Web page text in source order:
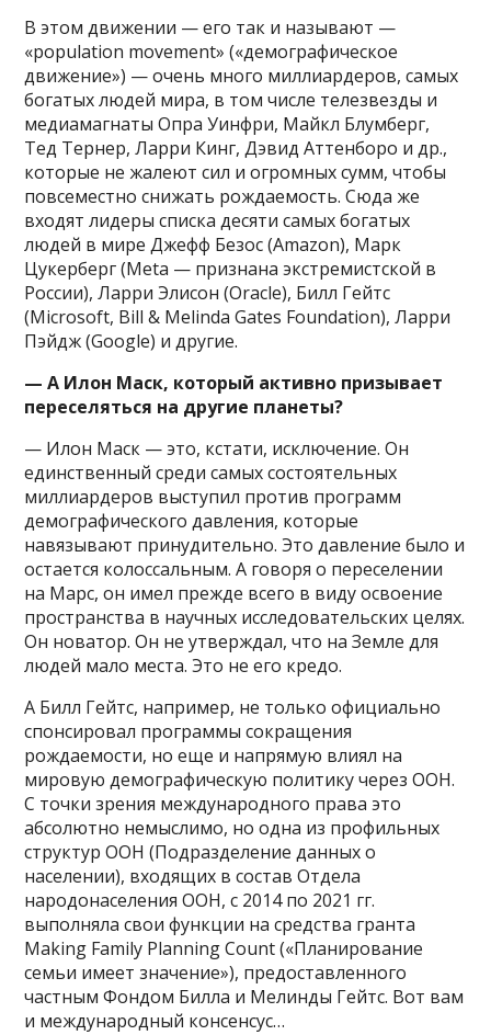
В этом движении — его так и называют —
«population movement» («демографическое
движение») — очень много миллиардеров, самых
богатых людей мира, в том числе телезвезды и
медиамагнаты Опра Уинфри, Майкл Блумберг,
Тед Тернер, Ларри Кинг, Дэвид Аттенборо и др.,
которые не жалеют сил и огромных сумм, чтобы
повсеместно снижать рождаемость. Сюда же
входят лидеры списка десяти самых богатых
людей в мире Джефф Безос (Amazon), Марк
Цукерберг (Meta — признана экстремистской в
России), Ларри Элисон (Oracle), Билл Гейтс
(Microsoft, Bill & Melinda Gates Foundation), Ларри
Пэйдж (Google) и другие.
— А Илон Маск, который активно призывает
переселяться на другие планеты?
— Илон Маск — это, кстати, исключение. Он
единственный среди самых состоятельных
миллиардеров выступил против программ
демографического давления, которые
навязывают принудительно. Это давление было и
остается колоссальным. А говоря о переселении
на Марс, он имел прежде всего в виду освоение
пространства в научных исследовательских целях.
Он новатор. Он не утверждал, что на Земле для
людей мало места. Это не его кредо.
А Билл Гейтс, например, не только официально
спонсировал программы сокращения
рождаемости, но еще и напрямую влиял на
мировую демографическую политику через ООН.
С точки зрения международного права это
абсолютно немыслимо, но одна из профильных
структур ООН (Подразделение данных о
населении), входящих в состав Отдела
народонаселения ООН, с 2014 по 2021 гг.
выполняла свои функции на средства гранта
Making Family Planning Count («Планирование
семьи имеет значение»), предоставленного
частным Фондом Билла и Мелинды Гейтс. Вот вам
и международный консенсус…